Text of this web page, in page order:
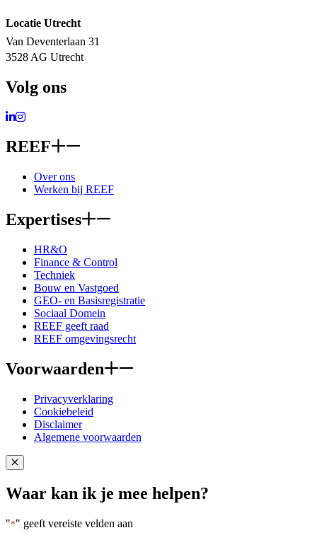
Locatie Utrecht
Van Deventerlaan 31
3528 AG Utrecht
Volg ons
Ga naar LinkedIn
Ga naar Instagram
REEF
Over ons
Werken bij REEF
Expertises
HR&O
Finance & Control
Techniek
Bouw en Vastgoed
GEO- en Basisregistratie
Sociaal Domein
REEF geeft raad
REEF omgevingsrecht
Voorwaarden
Privacyverklaring
Cookiebeleid
Disclaimer
Algemene voorwaarden
Close popup
Waar kan ik je mee helpen?
"*" geeft vereiste velden aan